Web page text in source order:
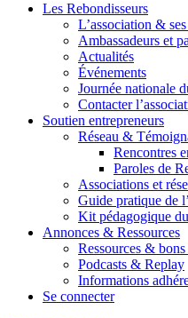
Les Rebondisseurs
L’association &
Ambassadeurs et
Actualités
Événements
Journée nationale
Contacter
Soutien entrepreneurs
Réseau &
Rencontres
Paroles de
Associations et
Guide pratique de
Kit pédagogique
Annonces & Ressources
Ressources &
Podcasts & Replay
Informations
Se connecter